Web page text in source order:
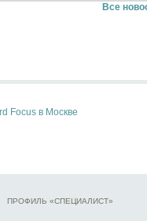
Все
Focus в Москве
ПРОФИЛЬ «СПЕЦИАЛИСТ»